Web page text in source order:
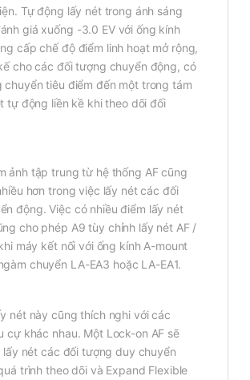
Tự động lấy nét trong ánh sáng
giá xuống -3.0 EV với ống kính
cấp chế độ điểm linh hoạt mở rộng,
cho các đối tượng chuyển động, có
chuyển tiêu điểm đến một trong tám
tự động liền kề khi theo dõi đối
ảnh tập trung từ hệ thống AF cũng
hơn trong việc lấy nét các đối
động. Việc có nhiều điểm lấy nét
cho phép A9 tùy chỉnh lấy nét AF /
máy kết nối với ống kính A-mount
chuyển LA-EA3 hoặc LA-EA1.
nét này cũng thích nghi với các
cự khác nhau. Một Lock-on AF sẽ
nét các đối tượng duy chuyển
trình theo dõi và Expand Flexible